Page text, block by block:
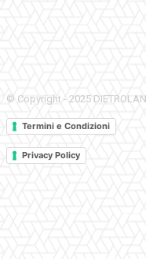
© Copyright - 2025
Termini e Condizioni
Privacy Policy